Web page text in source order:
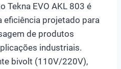
Tekna EVO AKL 803 é
eficiência projetado para
de produtos
industriais.
bivolt (110V/220V),